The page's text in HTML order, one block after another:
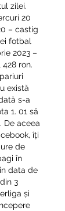
zilei.
– castig
fotbal
2023 –
ron.
există
s-a
1. 01 să
De aceea
îți
de
în
data de
3
și